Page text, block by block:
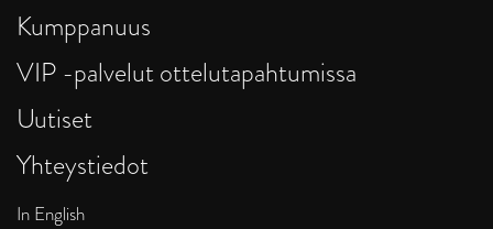
Kumppanuus
VIP -palvelut ottelutapahtumissa
Uutiset
Yhteystiedot
In English